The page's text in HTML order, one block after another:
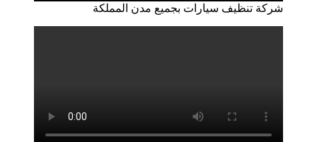
شركة تنظيف سيارات بجميع مدن المملكة